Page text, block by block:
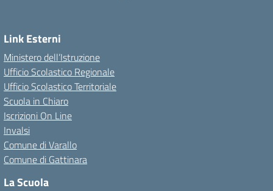
Link Esterni
Ministero dell’Istruzione
Ufficio Scolastico Regionale
Ufficio Scolastico Territoriale
Scuola in Chiaro
Iscrizioni On Line
Invalsi
Comune di Varallo
Comune di Gattinara
La Scuola